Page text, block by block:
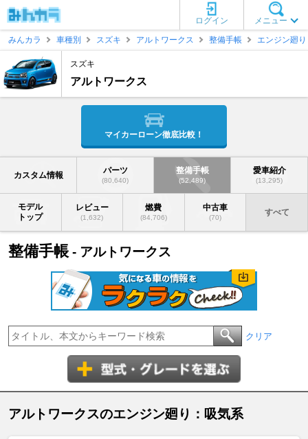
メニュー
ログイン
みんカラ
車種別 スズキ アルトワークス 整備手帳 エンジン廻り
スズキ
アルトワークス
マイカーローン徹底比較！
カスタム情報 パーツ
(80,640)
整備手帳
(52,489)
愛車紹介
(13,295)
モデル
トップ
レビュー
(1,632)
燃費
(84,706)
中古車
(70)
すべて
整備手帳 - アルトワークス
クリア
アルトワークスのエンジン廻り：吸気系